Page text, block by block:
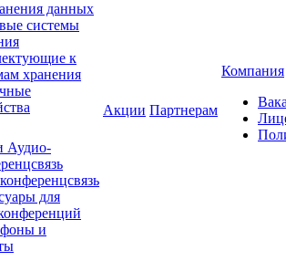
данных
системы
к
хранения
Аудио-
для
и
Акции Партнерам
Компания